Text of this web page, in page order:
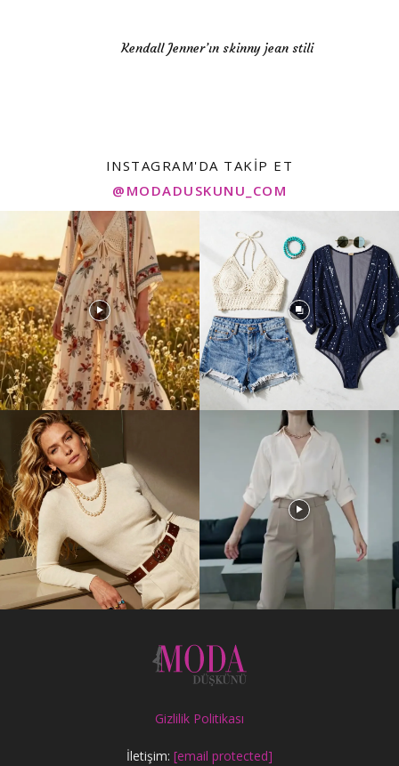
Kendall Jenner’ın skinny jean stili
INSTAGRAM'DA TAKIP ET
@MODADUSKUNU_COM
Gizlilik Politikası
İletişim: [email protected]